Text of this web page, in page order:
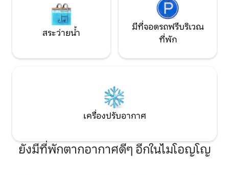
ฐานของพืชและต้นไม้ที่มีถิ่นกำเนิดในแอ่ง
น้ำของ Urdaibai ตามภูมิทัศน์ที่ปรับให้เข้า
กับสภาพภูมิประเทศ ดังนั้นในทุกฤดูกาล
ของปีเราสามารถเพลิดเพลินกับการสังเกต
คุณยังสามารถเพลิดเพลินไปกับระเบียง
อนุญาตให้เข้าถึงผู้ที่มีอายุต่ำกว่า 18 ปีซึ่ง
ตอบสนองต่อจิตวิญญาณของ Bustin-
Baso ซึ่งมีจุดมุ่งหมายให้ลูกค้าค้นหาสภาพ
คลายซึ่งจะช่วยให้คู่รักหาที่พักของพวกเขา
และความเงียบสงบ ห้ามนำสัตว์เลี้ยงเข้า
สระว่ายน้ำ
มีที่จอดรถฟรีบริเวณ
ที่พัก
เครื่องปรับอากาศ
ยังมีที่พักตากอากาศดีๆ อีกในไมโอญโญ